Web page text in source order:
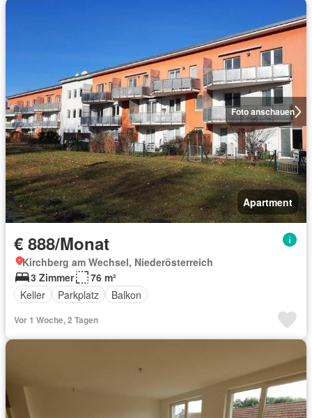
Foto anschauen
Apartment
€ 888/Monat
Kirchberg am Wechsel, Niederösterreich
3 Zimmer
76 m²
Keller
Parkplatz Balkon
Vor 1 Woche, 2 Tagen